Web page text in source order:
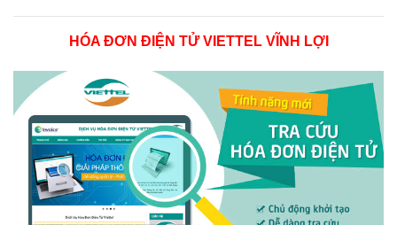
HÓA ĐƠN ĐIỆN TỬ VIETTEL VĨNH LỢI